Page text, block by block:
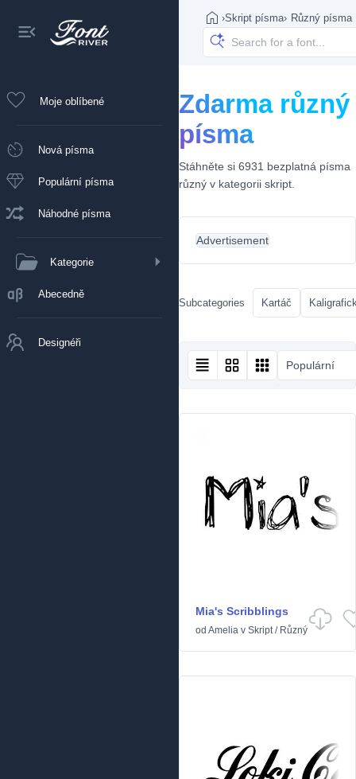
Moje oblíbené
Nová písma
Populární písma
Náhodné písma
Kategorie
Abecedně
Designéři
›Skript písma› Různý písma
Zdarma různý
písma
Stáhněte si 6931 bezplatná písma
různý v kategorii skript.
Advertisement
Subcategories Kartáč
Populární
Mia's Scribblings
od Amelia v Skript/ Různý